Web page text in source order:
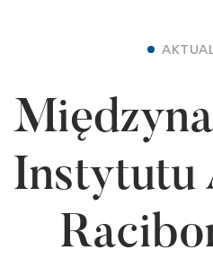
Instytutu